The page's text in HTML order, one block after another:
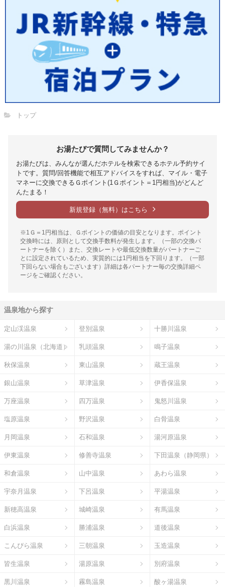
トップ
お湯たびで質問してみませんか？
お湯たびは、みんなが選んだホテルを検索できるホテル予約サイ
トです。質問/回答機能で相互アドバイスをすれば、マイル・電子
マネーに交換できるＧポイント(1Ｇポイント＝1円相当)がどんど
んたまる！
新規登録（無料）はこちら
※1Ｇ＝1円相当は、Ｇポイントの価値の目安となります。ポイント
交換時には、原則として交換手数料が発生します。（一部の交換パ
ートナーを除く）また、交換レートや最低交換数量がパートナーご
とに設定されているため、実質的には1円相当を下回ります。（一部
下回らない場合もございます）詳細は各パートナー毎の交換詳細ペ
ージをご確認ください。
温泉地から探す
定山渓温泉 登別温泉 十勝川温泉
湯の川温泉（北海道） 乳頭温泉 鳴子温泉
秋保温泉 東山温泉 蔵王温泉
銀山温泉 草津温泉 伊香保温泉
万座温泉 四万温泉 鬼怒川温泉
塩原温泉 野沢温泉 白骨温泉
月岡温泉 石和温泉 湯河原温泉
伊東温泉 修善寺温泉 下田温泉（静岡県）
和倉温泉 山中温泉 あわら温泉
宇奈月温泉 下呂温泉 平湯温泉
新穂高温泉 城崎温泉 有馬温泉
白浜温泉 勝浦温泉 道後温泉
こんぴら温泉 三朝温泉 玉造温泉
皆生温泉 湯原温泉 別府温泉
黒川温泉 霧島温泉 酸ヶ湯温泉